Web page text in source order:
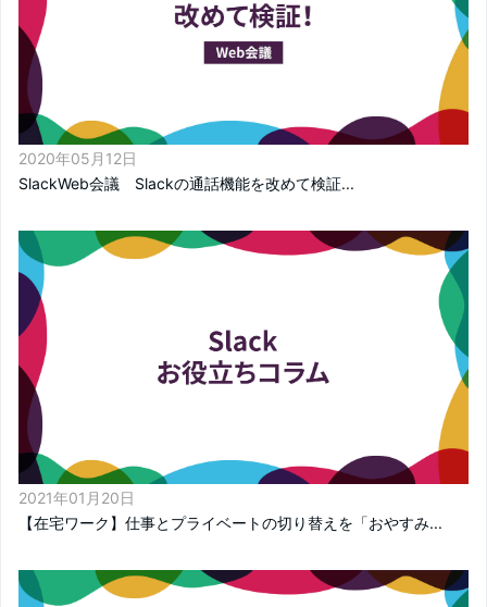
2020年05月12日
SlackWeb会議 Slackの通話機能を改めて検証...
2021年01月20日
【在宅ワーク】仕事とプライベートの切り替えを「おやすみ...